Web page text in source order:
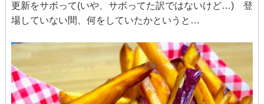
更新をサボって(いや、サボってた訳ではないけど…) 登
場していない間、何をしていたかというと…